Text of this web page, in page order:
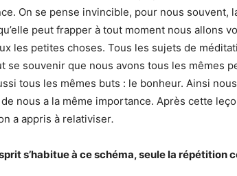
On se pense invincible, pour nous souvent,
peut frapper à tout moment nous allons
les petites choses. Tous les sujets de
se souvenir que nous avons tous les mêmes
tous les mêmes buts : le bonheur. Ainsi
nous a la même importance. Après cette
a appris à relativiser.
s’habitue à ce schéma, seule la répétition